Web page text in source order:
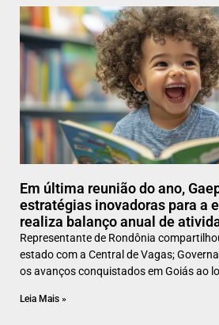
Em última reunião do ano,
estratégias inovadoras para a
realiza balanço anual de
Representante de Rondônia
estado com a Central de Vagas;
os avanços conquistados em Goiás ao
Leia Mais »